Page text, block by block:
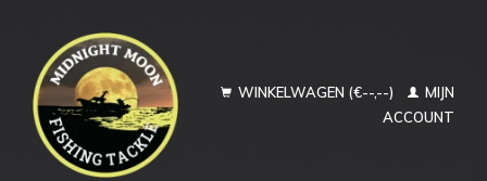
WINKELWAGEN (€--,--)
MIJN
ACCOUNT